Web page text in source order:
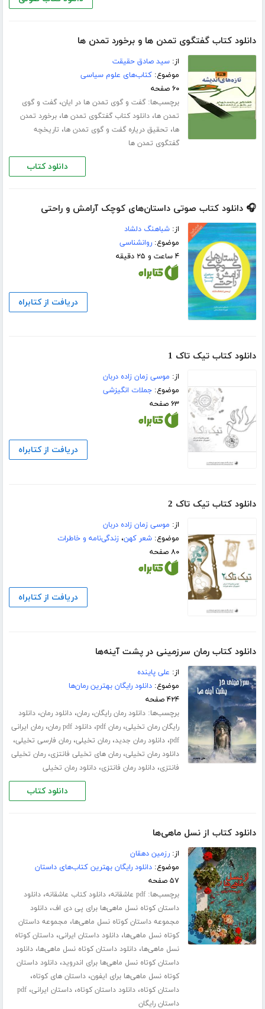
دانلود کتاب گفتگوى تمدن ها و برخورد تمدن ها
از:سید صادق حقیقت
موضوع:کتاب‌های علوم سیاسی
۶۰ صفحه
برچسب‌ها:گفت و گوی تمدن ها در ایان،گفت و گوی
تمدن ها،دانلود کتاب گفتگوی تمدن ها،برخورد تمدن
ها، تحقیق دریاره گفت و گوی تمدن ها، تاریخچه
گفتگوی تمدن ها
دانلود کتاب
🎧 دانلود کتاب صوتی داستان‌های کوچک آرامش و راحتی
از:شباهنگ دلشاد
موضوع:روانشناسی
۴ ساعت و ۲۵ دقیقه
دریافت از کتابراه
دانلود کتاب تیک تاک 1
از: موسی زمان زاده دربان
موضوع:جملات انگیزشی
۶۳ صفحه
دریافت از کتابراه
دانلود کتاب تیک تاک 2
از: موسی زمان زاده دربان
موضوع:شعر کهن،زندگی‌نامه و خاطرات
۸۰ صفحه
دریافت از کتابراه
دانلود کتاب رمان سرزمینی در پشت آینه‌ها
از: علی پاینده
موضوع:دانلود رایگان بهترین رمان‌ها
۴۲۴ صفحه
برچسب‌ها:دانلود رمان رایگان،رمان،دانلود رمان،دانلود
رایگان رمان تخیلی،رمان pdf ،دانلود pdf رمان ،رمان ایرانی
pdf،دانلود رمان جدید،رمان تخیلی،رمان فارسی تخیلی،
دانلود رمان تخیلی،رمان های تخیلی فانتزی،رمان تخیلی
فانتزی،دانلود رمان فانتزی،دانلود رمان تخیلی
دانلود کتاب
دانلود کتاب از نسل ماهی‌ها
از:رزمین دهقان
موضوع:دانلود رایگان بهترین کتاب‌های داستان
۵۷ صفحه
برچسب‌ها:pdf عاشقانه ،دانلود کتاب عاشقانه،دانلود
داستان کوتاه نسل ماهی‌ها برای پی دی اف،دانلود
مجموعه داستان کوتاه نسل ماهی‌ها، مجموعه داستان
کوتاه نسل ماهی‌ها،دانلود داستان ایرانی،داستان کوتاه
نسل ماهی‌ها،دانلود داستان کوتاه نسل ماهی‌ها،دانلود
داستان کوتاه نسل ماهی‌ها برای اندروید،دانلود داستان
کوتاه نسل ماهی‌ها برای ایفون،داستان های کوتاه،
داستان کوتاه،دانلود داستان کوتاه،داستان ایرانی،pdf
داستان رایگان